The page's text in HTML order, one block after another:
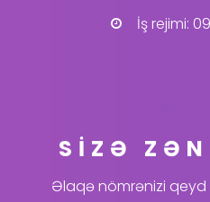
İş rejimi:
SİZƏ
Əlaqə nömrənizi qeyd